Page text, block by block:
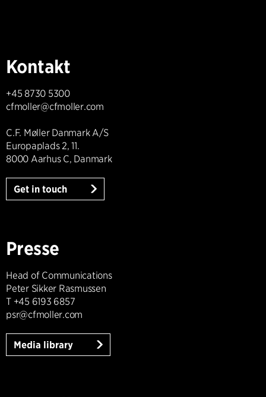
Kontakt
+45 8730 5300
cfmoller@cfmoller.com
C.F. Møller Danmark A/S
Europaplads 2, 11.
8000 Aarhus C, Danmark
Get in touch
Presse
Head of Communications
Peter Sikker Rasmussen
T +45 6193 6857
psr@cfmoller.com
Media library